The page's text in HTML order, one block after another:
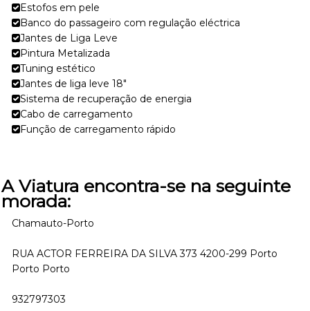
Estofos em pele
Banco do passageiro com regulação eléctrica
Jantes de Liga Leve
Pintura Metalizada
Tuning estético
Jantes de liga leve 18"
Sistema de recuperação de energia
Cabo de carregamento
Função de carregamento rápido
A Viatura encontra-se na seguinte
morada:
Chamauto-Porto
RUA ACTOR FERREIRA DA SILVA 373 4200-299 Porto
Porto Porto
932797303